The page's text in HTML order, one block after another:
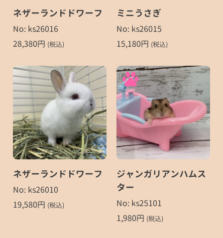
ネザーランドドワーフ
No: ks26016
28,380円 (税込)
ミニうさぎ
No: ks26015
15,180円 (税込)
ネザーランドドワーフ
No: ks26010
19,580円 (税込)
ジャンガリアンハムス
ター
No: ks25101
1,980円 (税込)